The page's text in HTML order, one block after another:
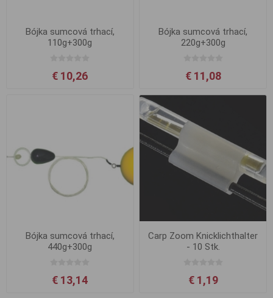
Bójka sumcová trhací,
110g+300g
€ 10,26
Bójka sumcová trhací,
220g+300g
€ 11,08
Bójka sumcová trhací,
440g+300g
€ 13,14
Carp Zoom Knicklichthalter
- 10 Stk.
€ 1,19